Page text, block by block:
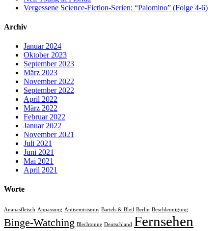
Vergessene Science-Fiction-Serien: “Palomino” (Folge 4-6)
Archiv
Januar 2024
Oktober 2023
September 2023
März 2023
November 2022
September 2022
April 2022
März 2022
Februar 2022
Januar 2022
November 2021
Juli 2021
Juni 2021
Mai 2021
April 2021
Worte
Ananasfleisch Anpassung Antisemisismus Bartels & Bleil Berlin Beschleunigung
Binge-Watching Blechtonne Deutschland Fernsehen